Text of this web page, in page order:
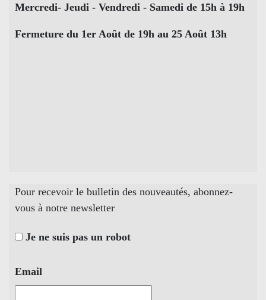
Mercredi- Jeudi - Vendredi - Samedi de 15h à 19h
Fermeture du 1er Août de 19h au 25 Août 13h
Pour recevoir le bulletin des nouveautés, abonnez-
vous à notre newsletter
Je ne suis pas un robot
Email